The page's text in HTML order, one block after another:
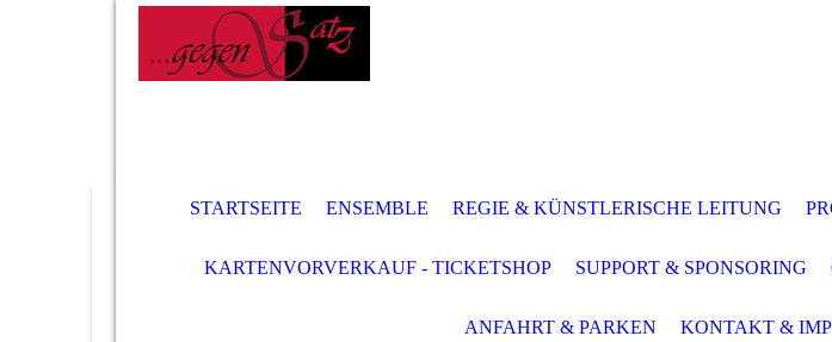
STARTSEITE ENSEMBLE REGIE & KÜNSTLERISCHE LEITUNG
KARTENVORVERKAUF - TICKETSHOP SUPPORT & SPONSORING
ANFAHRT & PARKEN KONTAKT &